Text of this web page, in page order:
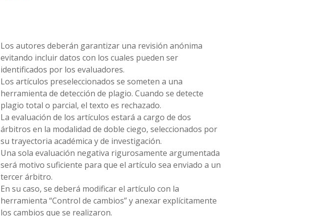
Los autores deberán garantizar una revisión anónima
evitando incluir datos con los cuales pueden ser
identificados por los evaluadores.
Los artículos preseleccionados se someten a una
herramienta de detección de plagio. Cuando se detecte
plagio total o parcial, el texto es rechazado.
La evaluación de los artículos estará a cargo de dos
árbitros en la modalidad de doble ciego, seleccionados por
su trayectoria académica y de investigación.
Una sola evaluación negativa rigurosamente argumentada
será motivo suficiente para que el artículo sea enviado a un
tercer árbitro.
En su caso, se deberá modificar el artículo con la
herramienta “Control de cambios” y anexar explícitamente
los cambios que se realizaron.